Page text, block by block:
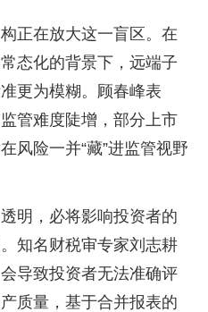
正在放大这一盲区。在
态化的背景下，远端子
更为模糊。顾春峰表
管难度陡增，部分上市
风险一并“藏”进监管视野
明，必将影响投资者的
知名财税审专家刘志耕
导致投资者无法准确评
质量，基于合并报表的